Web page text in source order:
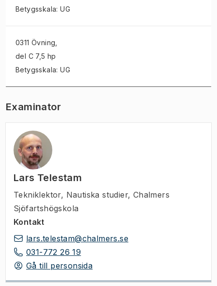
Betygsskala: UG
0311 Övning
del C 7,5 hp
Betygsskala: UG
Examinator
Lars Telestam
Tekniklektor, Nautiska studier, Chalmers
Sjöfartshögskola
Kontakt
lars.telestam@chalmers.se
031-772 26 19
Gå till personsida